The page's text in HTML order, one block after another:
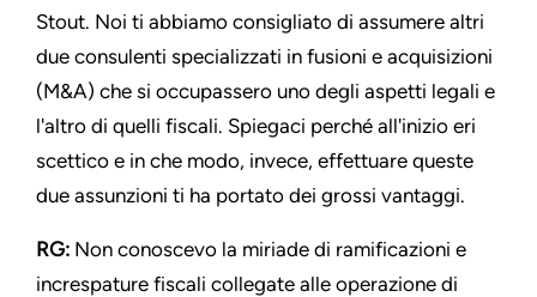
Stout. Noi ti abbiamo consigliato di assumere altri
due consulenti specializzati in fusioni e acquisizioni
(M&A) che si occupassero uno degli aspetti legali e
l'altro di quelli fiscali. Spiegaci perché all'inizio eri
scettico e in che modo, invece, effettuare queste
due assunzioni ti ha portato dei grossi vantaggi.
RG: Non conoscevo la miriade di ramificazioni e
increspature fiscali collegate alle operazione di